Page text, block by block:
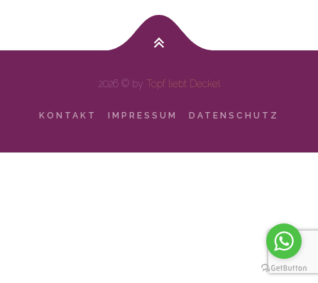
2026 © by Topf liebt Deckel
KONTAKT IMPRESSUM DATENSCHUTZ